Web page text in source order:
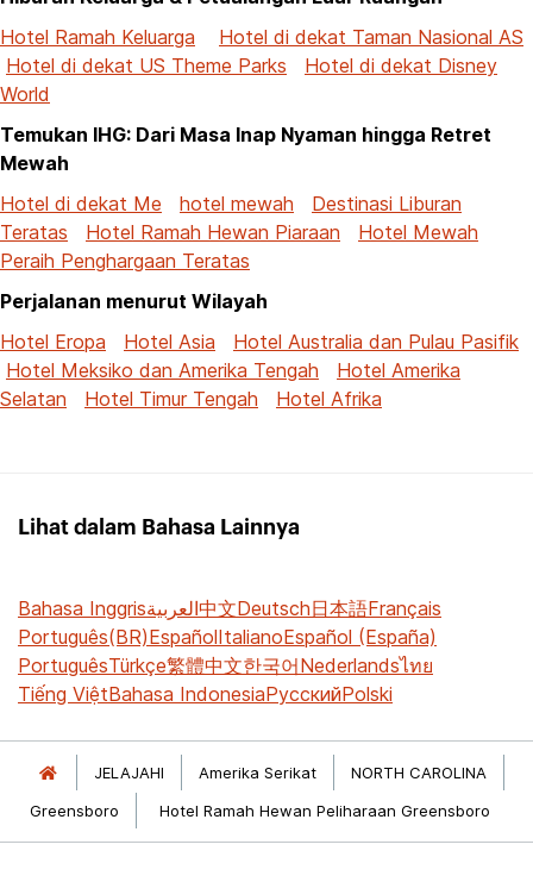
Hotel Ramah Keluarga
Hotel di dekat Taman Nasional AS
Hotel di dekat US Theme Parks
Hotel di dekat Disney
World
Temukan IHG: Dari Masa Inap Nyaman hingga Retret
Mewah
Hotel di dekat Me
hotel mewah
Destinasi Liburan
Teratas
Hotel Ramah Hewan Piaraan
Hotel Mewah
Peraih Penghargaan Teratas
Perjalanan menurut Wilayah
Hotel Eropa
Hotel Asia
Hotel Australia dan Pulau Pasifik
Hotel Meksiko dan Amerika Tengah
Hotel Amerika
Selatan
Hotel Timur Tengah Hotel Afrika
Lihat dalam Bahasa Lainnya
Bahasa Inggrisالعربية中文Deutsch日本語Français
Português(BR)EspañolItalianoEspañol (España)
PortuguêsTürkçe繁體中文한국어Nederlandsไทย
Tiếng ViệtBahasa IndonesiaРусскийPolski
JELAJAHI Amerika Serikat
NORTH CAROLINA
Greensboro
Hotel Ramah Hewan Peliharaan Greensboro